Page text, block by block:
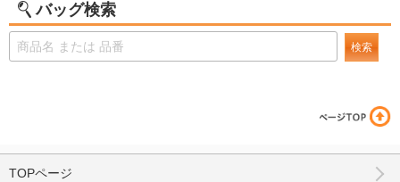
バッグ検索
検索
TOPページ